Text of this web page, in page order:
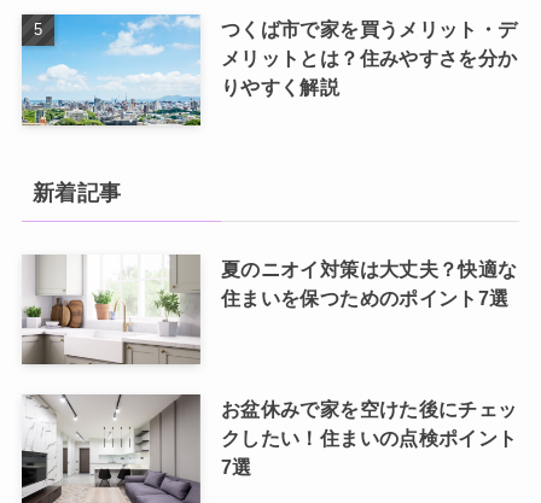
つくば市で家を買うメリット・デ
メリットとは？住みやすさを分か
りやすく解説
新着記事
夏のニオイ対策は大丈夫？快適な
住まいを保つためのポイント7選
お盆休みで家を空けた後にチェッ
クしたい！住まいの点検ポイント
7選